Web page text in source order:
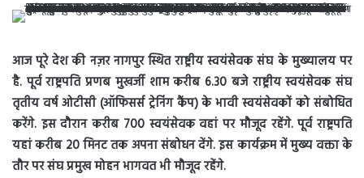
आज पूरे देश की नज़र नागपुर स्थित राष्ट्रीय स्वयंसेवक संघ के मुख्यालय पर
है. पूर्व राष्ट्रपति प्रणब मुखर्जी शाम करीब 6.30 बजे राष्ट्रीय स्वयंसेवक संघ
तृतीय वर्ष ओटीसी (ऑफिसर्स ट्रेनिंग कैंप) के भावी स्वयंसेवकों को संबोधित
करेंगे. इस दौरान करीब 700 स्वयंसेवक वहां पर मौजूद रहेंगे. पूर्व राष्ट्रपति
यहां करीब 20 मिनट तक अपना संबोधन देंगे. इस कार्यक्रम में मुख्य वक्ता के
तौर पर संघ प्रमुख मोहन भागवत भी मौजूद रहेंगे.